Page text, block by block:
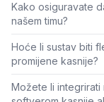
Kako osiguravate
našem timu?
Hoće li sustav biti
promijene kasnije?
Možete li integrirati